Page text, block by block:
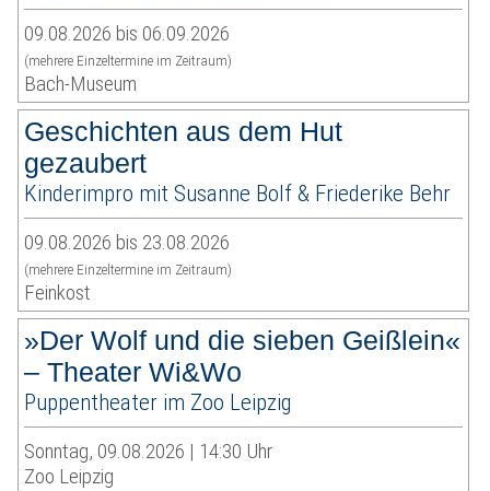
09.08.2026 bis 06.09.2026
(mehrere Einzeltermine im Zeitraum)
Bach-Museum
Geschichten aus dem Hut
gezaubert
Kinderimpro mit Susanne Bolf & Friederike Behr
09.08.2026 bis 23.08.2026
(mehrere Einzeltermine im Zeitraum)
Feinkost
»Der Wolf und die sieben Geißlein«
– Theater Wi&Wo
Puppentheater im Zoo Leipzig
Sonntag, 09.08.2026 | 14:30 Uhr
Zoo Leipzig